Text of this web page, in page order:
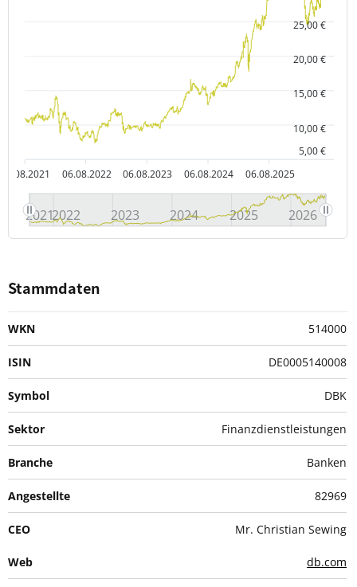
06.08.2021 06.08.2022 06.08.2023 06.08.2024 06.08.2025
5,00 €
10,00 €
15,00 €
20,00 €
25,00 €
20212022 2023 2024 2025 2026
Stammdaten
WKN 514000
ISIN DE0005140008
Symbol DBK
Sektor Finanzdienstleistungen
Branche Banken
Angestellte 82969
CEO Mr. Christian Sewing
Web db.com